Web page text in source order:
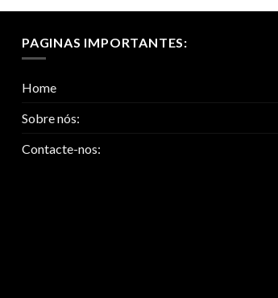
PAGINAS IMPORTANTES:
Home
Sobre nós:
Contacte-nos: